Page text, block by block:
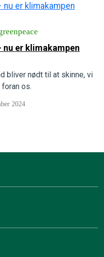
nu er klimakampen
bliver nødt til at skinne, vi
os.
2024